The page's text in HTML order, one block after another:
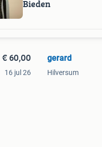
Bieden
€ 60,00
16 jul 26
gerard
Hilversum